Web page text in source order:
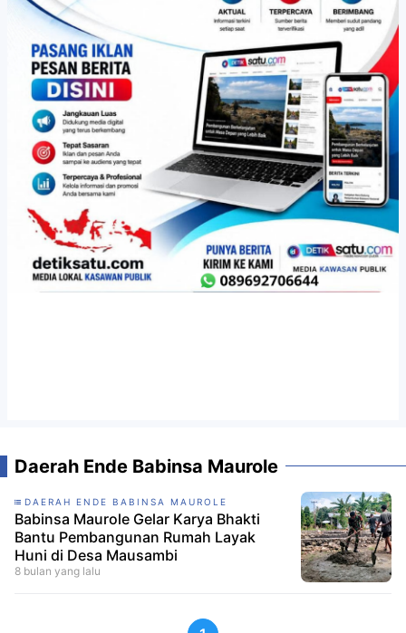
Daerah Ende Babinsa Maurole
DAERAH ENDE BABINSA MAUROLE
Babinsa Maurole Gelar Karya Bhakti
Bantu Pembangunan Rumah Layak
Huni di Desa Mausambi
8 bulan yang lalu